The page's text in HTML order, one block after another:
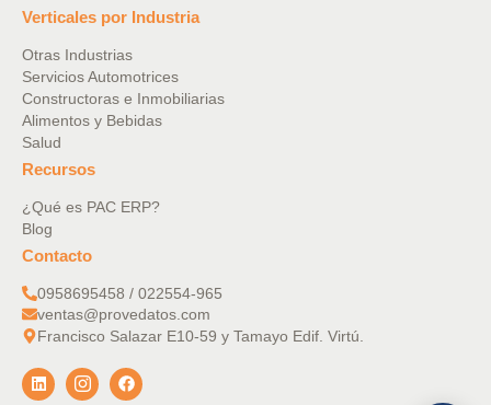
Verticales por Industria
Otras Industrias
Servicios Automotrices
Constructoras e Inmobiliarias
Alimentos y Bebidas
Salud
Recursos
¿Qué es PAC ERP?
Blog
Contacto
0958695458 / 022554-965
ventas@provedatos.com
Francisco Salazar E10-59 y Tamayo Edif. Virtú.